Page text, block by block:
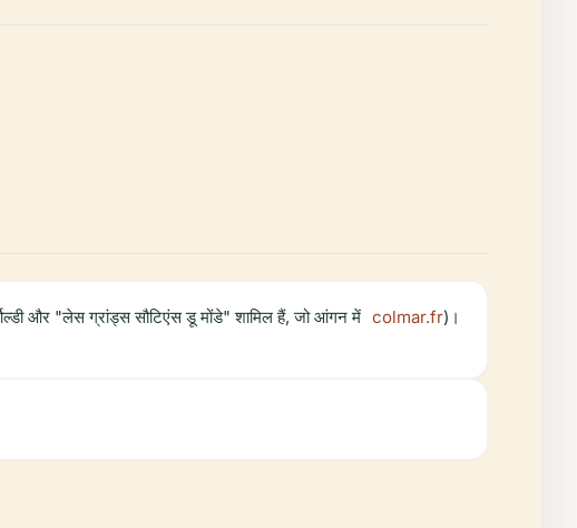
और "लेस ग्रांड्स सौटिएंस डू मोंडे" शामिल हैं, जो आंगन में colmar.fr)।